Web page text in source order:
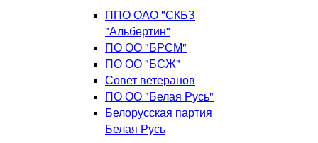
ППО ОАО "СКБЗ
"Альбертин"
ПО ОО "БРСМ"
ПО ОО "БСЖ"
Совет ветеранов
ПО ОО "Белая Русь"
Белорусская партия
Белая Русь